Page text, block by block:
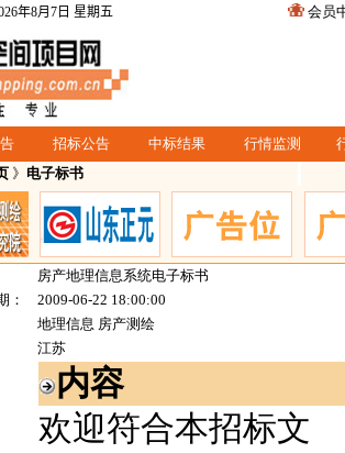
年8月7日 星期五 会员
招标公告 中标结果 行情监测
》 电子标书
房产地理信息系统电子标书
：
2009-06-22 18:00:00
地理信息 房产测绘
江苏
内容
欢迎符合本招标文